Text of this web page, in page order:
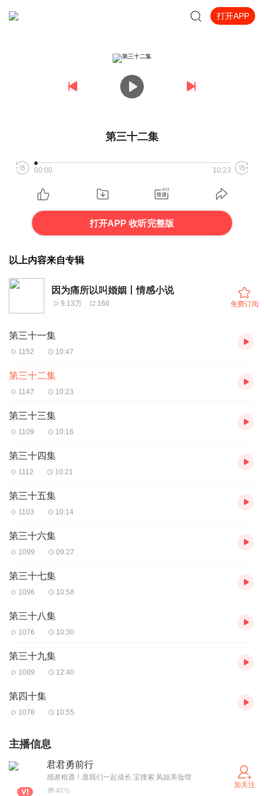
打开APP
第三十二集
00:00 10:23
打开APP 收听完整版
以上内容来自专辑
因为痛所以叫婚姻丨情感小说
9.13万 166 免费订阅
第三十一集
1152 10:47
第三十二集
1147 10:23
第三十三集
1109 10:16
第三十四集
1112 10:21
第三十五集
1103 10:14
第三十六集
1099 09:27
第三十七集
1096 10:58
第三十八集
1076 10:30
第三十九集
1089 12:40
第四十集
1078 10:55
主播信息
君君勇前行
感谢相遇！愿我们一起成长 宝搜索 凤姐美妆馆
4076
加关注